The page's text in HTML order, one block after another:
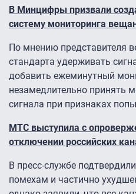
В Минцифры призвали
систему мониторинга
По мнению представителя
стандарта удерживать
добавить ежеминутный
незамедлительно принять
сигнала при признаках
МТС выступила с
отключении российских
В пресс-службе
помехам и частично